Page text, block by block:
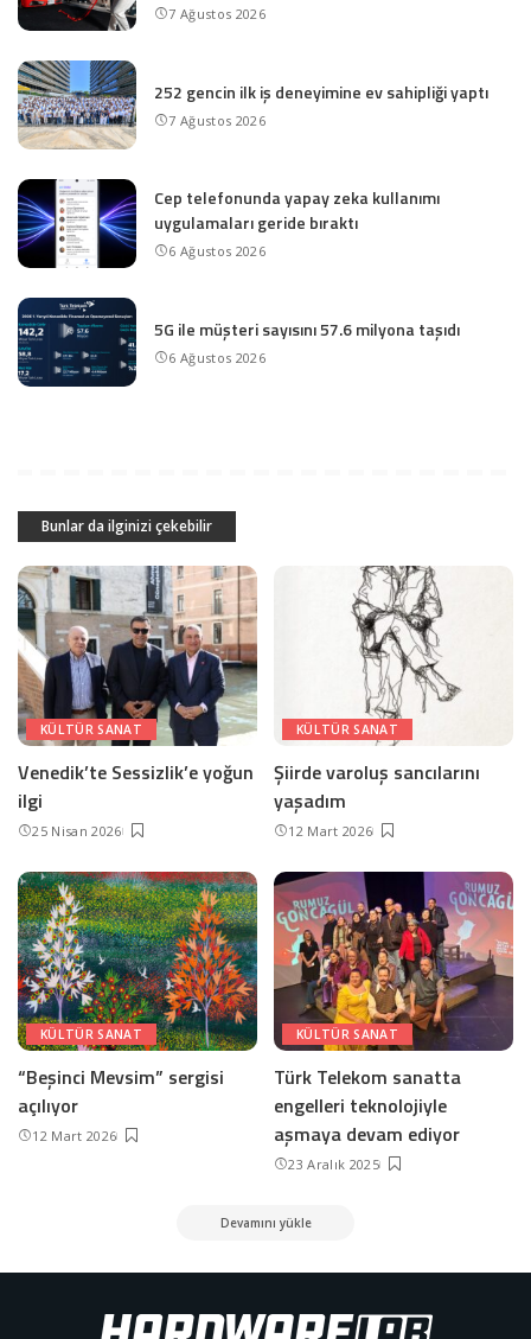
7 Ağustos 2026
252 gencin ilk iş deneyimine ev sahipliği yaptı
7 Ağustos 2026
Cep telefonunda yapay zeka kullanımı
uygulamaları geride bıraktı
6 Ağustos 2026
5G ile müşteri sayısını 57.6 milyona taşıdı
6 Ağustos 2026
Bunlar da ilginizi çekebilir
KÜLTÜR SANAT
Venedik’te Sessizlik’e yoğun
ilgi
25 Nisan 2026
KÜLTÜR SANAT
Şiirde varoluş sancılarını
yaşadım
12 Mart 2026
KÜLTÜR SANAT
“Beşinci Mevsim” sergisi
açılıyor
12 Mart 2026
KÜLTÜR SANAT
Türk Telekom sanatta
engelleri teknolojiyle
aşmaya devam ediyor
23 Aralık 2025
Devamını yükle